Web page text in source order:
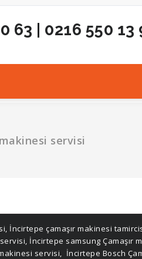
63 | 0216 550 13
servisi
, İncirtepe çamaşır makinesi
, İncirtepe samsung Çamaşır
servisi, İncirtepe Bosch